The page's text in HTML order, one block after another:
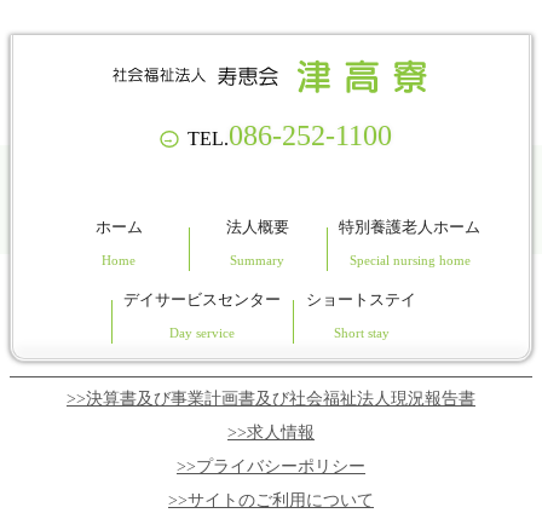
→ TEL.086-252-1100
ホーム 法人概要 特別養護老人ホーム
デイサービスセンター ショートステイ
>>決算書及び事業計画書及び社会福祉法人現況報告書
>>求人情報
>>プライバシーポリシー
>>サイトのご利用について